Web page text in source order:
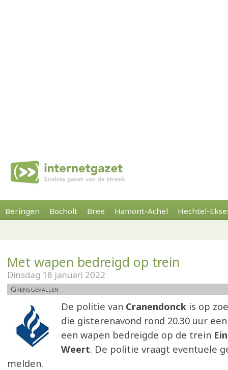
Beringen Bocholt Bree Hamont-Achel Hechtel-
Met wapen bedreigd op trein
Dinsdag 18 januari 2022
Grensgevallen
De politie van Cranendonck is op
die gisterenavond rond 20.30 uur
een wapen bedreigde op de trein
Weert. De politie vraagt eventuele
melden.